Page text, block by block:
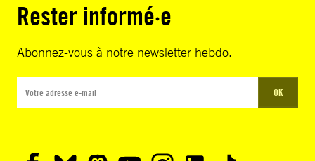
Rester informé·e
Abonnez-vous à notre newsletter hebdo.
OK